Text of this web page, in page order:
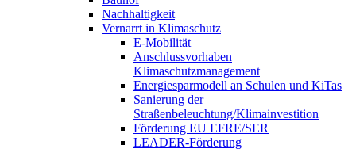
Nachhaltigkeit
Vernarrt in Klimaschutz
E-Mobilität
Anschlussvorhaben
Klimaschutzmanagement
Energiesparmodell an Schulen und KiTas
Sanierung der
Straßenbeleuchtung/Klimainvestition
Förderung EU EFRE/SER
LEADER-Förderung